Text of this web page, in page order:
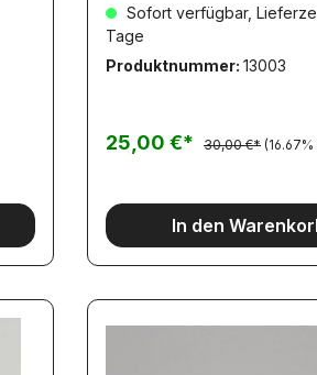
PaarSofort verfügbar,
Tage
Produktnummer: 13003
25,00 €* 30,00 €*
In den